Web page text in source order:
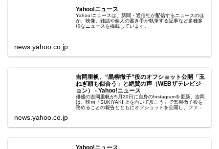
Yahoo!ニュース
Yahoo!ニュースは、新聞・通信社が配信するニュースのほ
か、映像、雑誌や個人の書き手が執筆する記事など多種多
様なニュースを掲載しています。
news.yahoo.co.jp
吉岡里帆、“黒柳徹子”役のオフショット公開「玉
ねぎ頭も似合う」と絶賛の声（WEBザテレビジ
ョン） - Yahoo!ニュース
俳優の吉岡里帆が5月20日に自身のInstagramを更新。吉岡
は、映画「SUKIYAKI 上を向いて歩こう」で黒柳徹子役を
務めることの報告とともにオフショットを公開し、ファン
news.yahoo.co.jp
Yahoo!ニュース